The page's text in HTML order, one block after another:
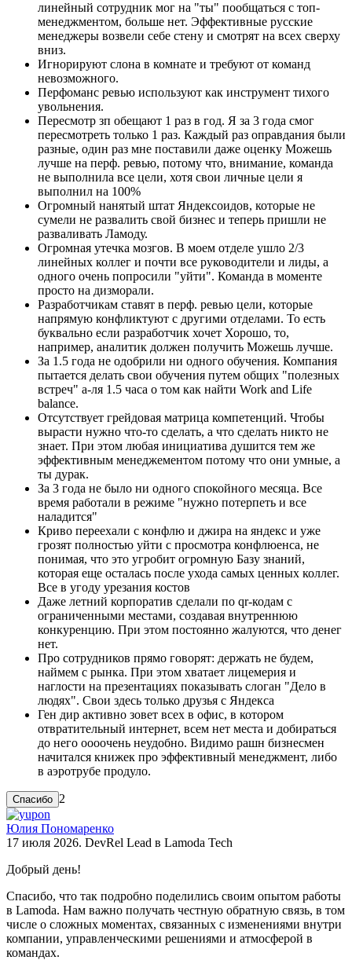
линейный сотрудник мог на "ты" пообщаться с топ-
менеджментом, больше нет. Эффективные русские
менеджеры возвели себе стену и смотрят на всех сверху
вниз.
Игнорируют слона в комнате и требуют от команд
невозможного.
Перфоманс ревью используют как инструмент тихого
увольнения.
Пересмотр зп обещают 1 раз в год. Я за 3 года смог
пересмотреть только 1 раз. Каждый раз оправдания были
разные, один раз мне поставили даже оценку Можешь
лучше на перф. ревью, потому что, внимание, команда
не выполнила все цели, хотя свои личные цели я
выполнил на 100%
Огромный нанятый штат Яндексоидов, которые не
сумели не развалить свой бизнес и теперь пришли не
разваливать Ламоду.
Огромная утечка мозгов. В моем отделе ушло 2/3
линейных коллег и почти все руководители и лиды, а
одного очень попросили "уйти". Команда в моменте
просто на дизморали.
Разработчикам ставят в перф. ревью цели, которые
напрямую конфликтуют с другими отделами. То есть
буквально если разработчик хочет Хорошо, то,
например, аналитик должен получить Можешь лучше.
За 1.5 года не одобрили ни одного обучения. Компания
пытается делать свои обучения путем общих "полезных
встреч" а-ля 1.5 часа о том как найти Work and Life
balance.
Отсутствует грейдовая матрица компетенций. Чтобы
вырасти нужно что-то сделать, а что сделать никто не
знает. При этом любая инициатива душится тем же
эффективным менеджементом потому что они умные, а
ты дурак.
За 3 года не было ни одного спокойного месяца. Все
время работали в режиме "нужно потерпеть и все
наладится"
Криво переехали с конфлю и джира на яндекс и уже
грозят полностью уйти с просмотра конфлюенса, не
понимая, что это угробит огромную Базу знаний,
которая еще осталась после ухода самых ценных коллег.
Все в угоду урезания костов
Даже летний корпоратив сделали по qr-кодам с
ограниченными местами, создавая внутреннюю
конкуренцию. При этом постоянно жалуются, что денег
нет.
Про сотрудников прямо говорят: держать не будем,
наймем с рынка. При этом хватает лицемерия и
наглости на презентациях показывать слоган "Дело в
людях". Свои здесь только друзья с Яндекса
Ген дир активно зовет всех в офис, в котором
отвратительный интернет, всем нет места и добираться
до него оооочень неудобно. Видимо рашн бизнесмен
начитался книжек про эффективный менеджмент, либо
в аэротрубе продуло.
2
Юлия Пономаренко
17 июля 2026. DevRel Lead в Lamoda Tech
Добрый день!
Спасибо, что так подробно поделились своим опытом работы
в Lamoda. Нам важно получать честную обратную связь, в том
числе о сложных моментах, связанных с изменениями внутри
компании, управленческими решениями и атмосферой в
командах.